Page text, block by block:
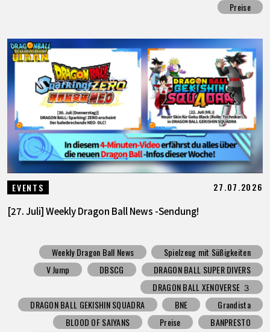
Preise
EVENTS 27.07.2026
[27. Juli] Weekly Dragon Ball News -Sendung!
Weekly Dragon Ball News
Spielzeug mit Süßigkeiten
V Jump
DBSCG
DRAGON BALL SUPER DIVERS
DRAGON BALL XENOVERSE ３
DRAGON BALL GEKISHIN SQUADRA
BNE
Grandista
BLOOD OF SAIYANS
Preise
BANPRESTO